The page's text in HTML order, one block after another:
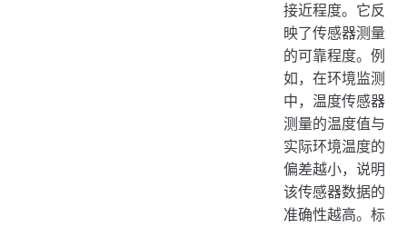
接近程度。它反
映了传感器测量
的可靠程度。例
如，在环境监测
中，温度传感器
测量的温度值与
实际环境温度的
偏差越小，说明
该传感器数据的
准确性越高。标